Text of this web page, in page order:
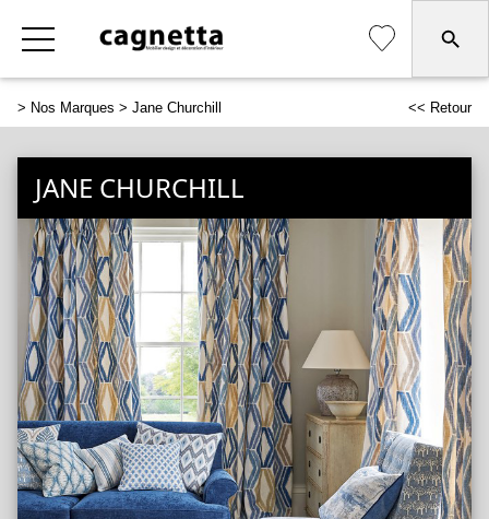
> Nos Marques > Jane Churchill << Retour
JANE CHURCHILL